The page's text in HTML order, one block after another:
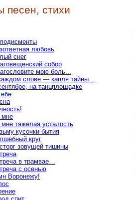
песен, стихи
любовь
снег
собор
мою боль...
слове — капля тайны…
на танцплощадке
мне
мне тяжёлая усталость
кусочки бытия
круг
зовущей тишины
в трамвае…
с осенью
Воронежу!